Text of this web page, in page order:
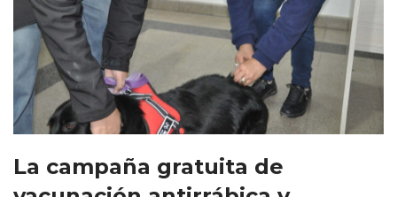
La campaña gratuita de